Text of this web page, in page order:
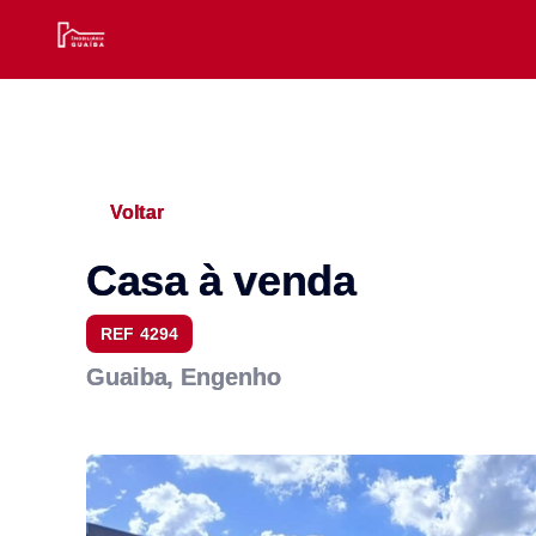
Voltar
Casa à venda
REF 4294
Guaiba, Engenho